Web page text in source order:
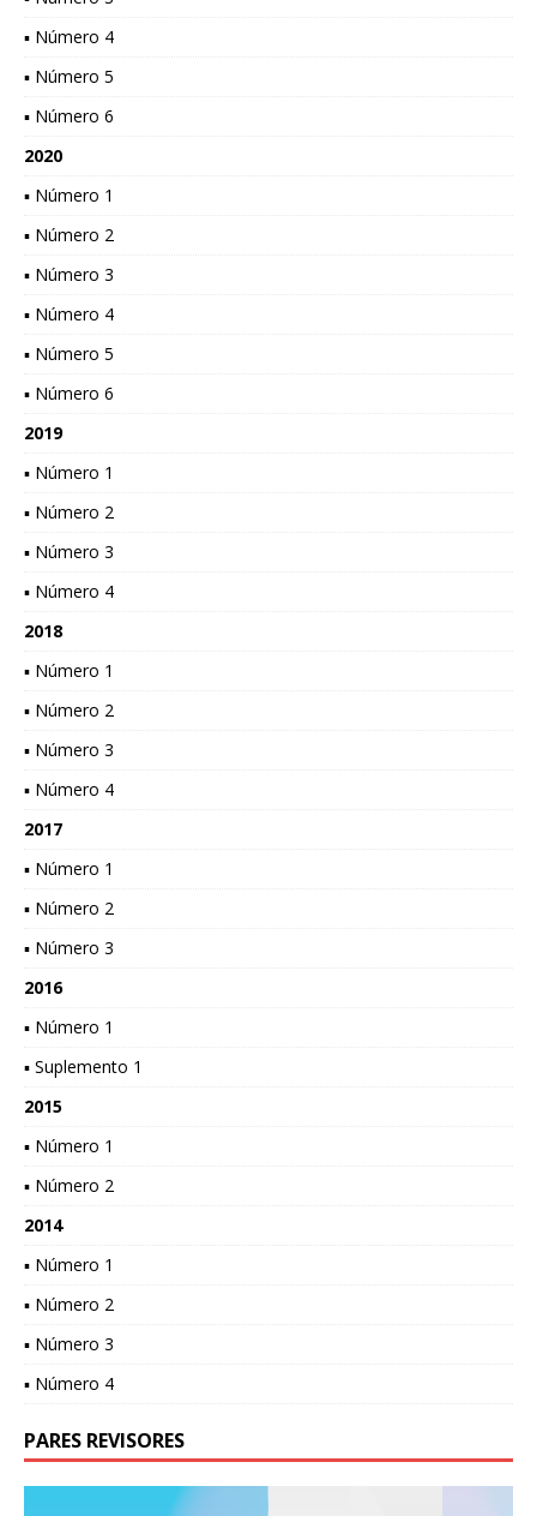
▪ Número 4
▪ Número 5
▪ Número 6
2020
▪ Número 1
▪ Número 2
▪ Número 3
▪ Número 4
▪ Número 5
▪ Número 6
2019
▪ Número 1
▪ Número 2
▪ Número 3
▪ Número 4
2018
▪ Número 1
▪ Número 2
▪ Número 3
▪ Número 4
2017
▪ Número 1
▪ Número 2
▪ Número 3
2016
▪ Número 1
▪ Suplemento 1
2015
▪ Número 1
▪ Número 2
2014
▪ Número 1
▪ Número 2
▪ Número 3
▪ Número 4
PARES REVISORES